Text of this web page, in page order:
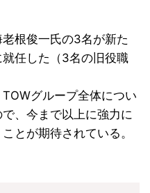
根俊一氏の3名が新た
任した（3名の旧役職
グループ全体につい
、今まで以上に強力に
とが期待されている。